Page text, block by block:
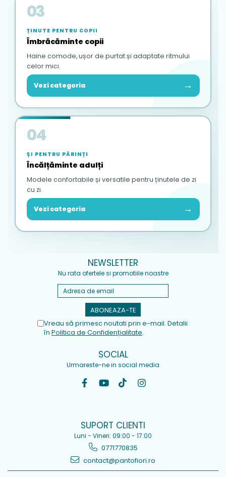
03
ȚINUTE PENTRU COPII
Îmbrăcăminte copii
Haine comode, ușor de purtat și adaptate ritmului
celor mici.
Vezi categoria →
04
ȘI PENTRU PĂRINȚI
Încălțăminte adulți
Modele confortabile și versatile pentru ținutele de zi
cu zi.
Vezi categoria →
NEWSLETTER
Nu rata ofertele si promotiile noastre
Vreau să primesc noutati prin e-mail. Detalii
în Politica de Confidențialitate.
SOCIAL
Urmareste-ne in social media
SUPORT CLIENTI
Luni - Vineri: 09:00 - 17:00
0771770835
contact@pantofiori.ro